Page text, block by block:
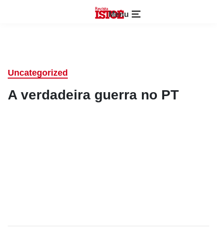
Menu
Uncategorized
A verdadeira guerra no PT